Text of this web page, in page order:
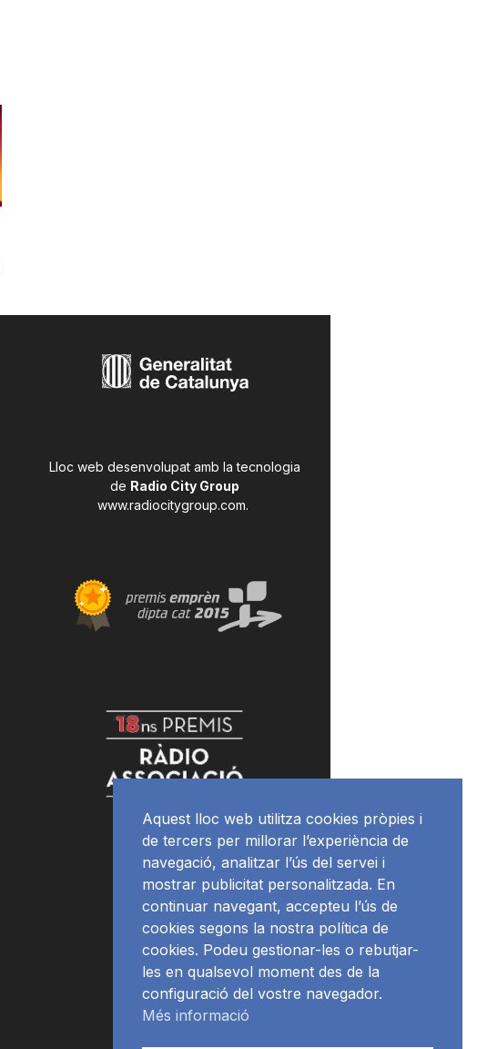
Lloc web desenvolupat amb la tecnologia
de Radio City Group
www.radiocitygroup.com.
Aquest lloc web utilitza cookies pròpies i
de tercers per millorar l’experiència de
navegació, analitzar l’ús del servei i
mostrar publicitat personalitzada. En
continuar navegant, accepteu l’ús de
cookies segons la nostra política de
cookies. Podeu gestionar-les o rebutjar-
les en qualsevol moment des de la
configuració del vostre navegador.
Més informació